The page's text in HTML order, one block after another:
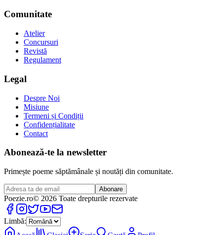
Comunitate
Atelier
Concursuri
Revistă
Regulament
Legal
Despre Noi
Misiune
Termeni și Condiții
Confidențialitate
Contact
Abonează-te la newsletter
Primește poeme săptămânale și noutăți din comunitate.
Abonare
Poezie.ro© 2026 Toate drepturile rezervate
Limbă: